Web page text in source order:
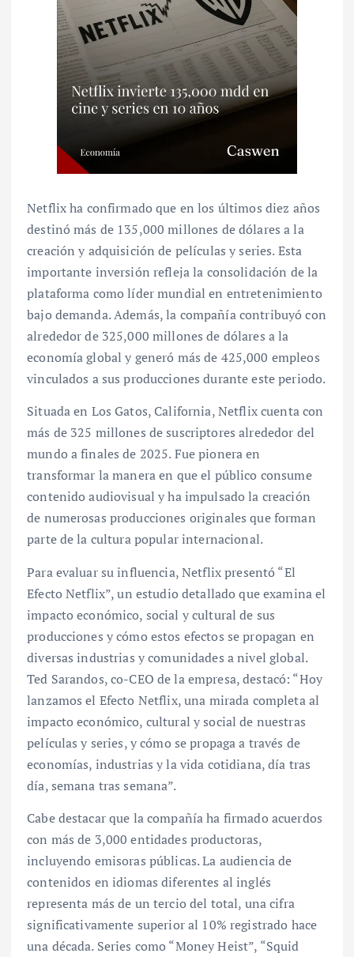
Netflix ha confirmado que en los últimos diez años
destinó más de 135,000 millones de dólares a la
creación y adquisición de películas y series. Esta
importante inversión refleja la consolidación de la
plataforma como líder mundial en entretenimiento
bajo demanda. Además, la compañía contribuyó con
alrededor de 325,000 millones de dólares a la
economía global y generó más de 425,000 empleos
vinculados a sus producciones durante este periodo.
Situada en Los Gatos, California, Netflix cuenta con
más de 325 millones de suscriptores alrededor del
mundo a finales de 2025. Fue pionera en
transformar la manera en que el público consume
contenido audiovisual y ha impulsado la creación
de numerosas producciones originales que forman
parte de la cultura popular internacional.
Para evaluar su influencia, Netflix presentó “El
Efecto Netflix”, un estudio detallado que examina el
impacto económico, social y cultural de sus
producciones y cómo estos efectos se propagan en
diversas industrias y comunidades a nivel global.
Ted Sarandos, co-CEO de la empresa, destacó: “Hoy
lanzamos el Efecto Netflix, una mirada completa al
impacto económico, cultural y social de nuestras
películas y series, y cómo se propaga a través de
economías, industrias y la vida cotidiana, día tras
día, semana tras semana”.
Cabe destacar que la compañía ha firmado acuerdos
con más de 3,000 entidades productoras,
incluyendo emisoras públicas. La audiencia de
contenidos en idiomas diferentes al inglés
representa más de un tercio del total, una cifra
significativamente superior al 10% registrado hace
una década. Series como “Money Heist”, “Squid